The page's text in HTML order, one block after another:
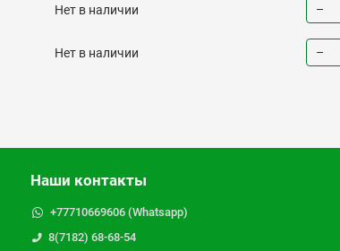
Нет в наличии –
Нет в наличии –
Наши контакты
+77710669606 (Whatsapp)
8(7182) 68-68-54